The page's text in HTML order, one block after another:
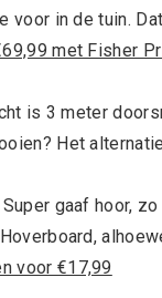
voor in de tuin.
met Fisher
is 3 meter
Het
gaaf hoor,
voor €17,99